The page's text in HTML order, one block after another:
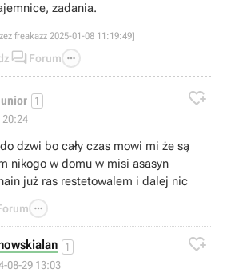
zadania.
freakazz 2025-01-08 11:19:49]
 Forum 
1
20:24

dzwi bo cały czas mowi mi że są
nikogo w domu w misi asasyn
już ras restetowalem i dalej nic

1
08-29 13:03
